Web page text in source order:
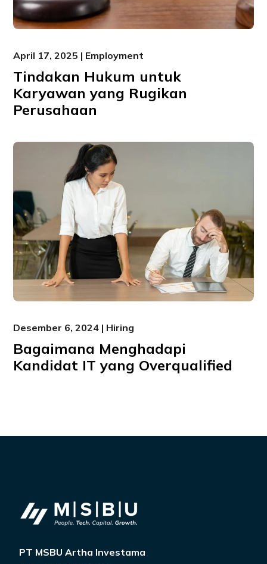
April 17, 2025 | Employment
Tindakan Hukum untuk
Karyawan yang Rugikan
Perusahaan
Desember 6, 2024 | Hiring
Bagaimana Menghadapi
Kandidat IT yang Overqualified
PT MSBU Artha Investama